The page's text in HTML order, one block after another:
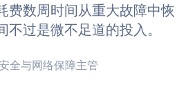
费数周时间从重大故障中恢
不过是微不足道的投入。
全与网络保障主管